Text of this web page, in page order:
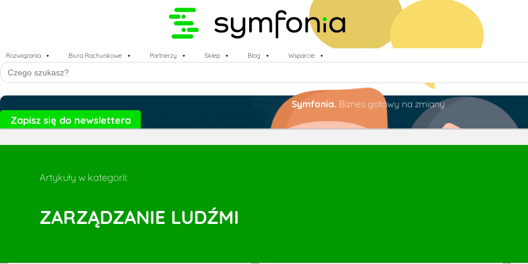
Rozwiązania Biura Rachunkowe Partnerzy Sklep Blog Wsparcie
Search
for:
Symfonia. Biznes gotowy na zmiany
Zapisz się do newslettera
Artykuły w kategorii:
ZARZĄDZANIE LUDŹMI